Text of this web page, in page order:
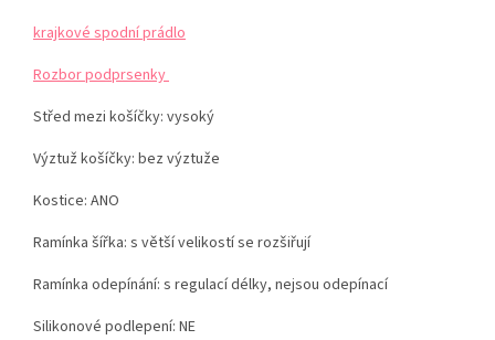
krajkové spodní prádlo
Rozbor podprsenky
Střed mezi košíčky: vysoký
Výztuž košíčky: bez výztuže
Kostice: ANO
Ramínka šířka: s větší velikostí se rozšiřují
Ramínka odepínání: s regulací délky, nejsou odepínací
Silikonové podlepení: NE